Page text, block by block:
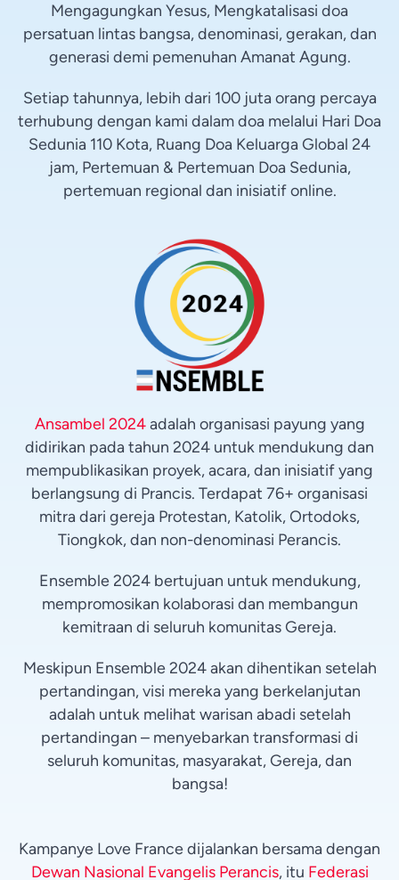
Mengagungkan Yesus, Mengkatalisasi doa
persatuan lintas bangsa, denominasi, gerakan, dan
generasi demi pemenuhan Amanat Agung.
Setiap tahunnya, lebih dari 100 juta orang percaya
terhubung dengan kami dalam doa melalui Hari Doa
Sedunia 110 Kota, Ruang Doa Keluarga Global 24
jam, Pertemuan & Pertemuan Doa Sedunia,
pertemuan regional dan inisiatif online.
Ansambel 2024adalah organisasi payung yang
didirikan pada tahun 2024 untuk mendukung dan
mempublikasikan proyek, acara, dan inisiatif yang
berlangsung di Prancis. Terdapat 76+ organisasi
mitra dari gereja Protestan, Katolik, Ortodoks,
Tiongkok, dan non-denominasi Perancis.
Ensemble 2024 bertujuan untuk mendukung,
mempromosikan kolaborasi dan membangun
kemitraan di seluruh komunitas Gereja.
Meskipun Ensemble 2024 akan dihentikan setelah
pertandingan, visi mereka yang berkelanjutan
adalah untuk melihat warisan abadi setelah
pertandingan – menyebarkan transformasi di
seluruh komunitas, masyarakat, Gereja, dan
bangsa!
Kampanye Love France dijalankan bersama dengan
Dewan Nasional Evangelis Perancis, itu Federasi